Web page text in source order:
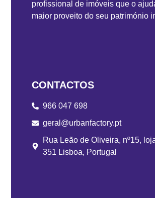
profissional de imóveis que o
maior proveito do seu património
CONTACTOS
966 047 698
geral@urbanfactory.pt
Rua Leão de Oliveira, nº15,
351 Lisboa, Portugal